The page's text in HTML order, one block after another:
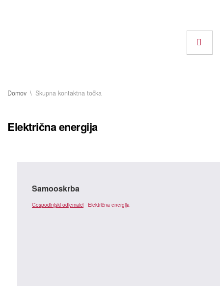
Domov Skupna kontaktna točka
Električna energija
Samooskrba
Gospodinjski odjemalci Električna energija